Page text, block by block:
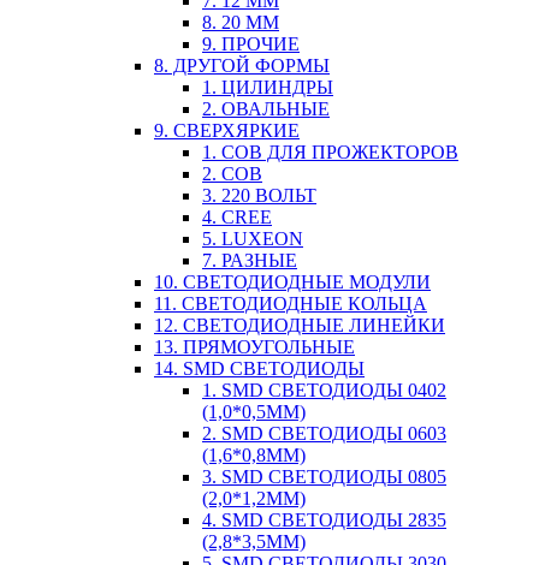
8. 20 ММ
9. ПРОЧИЕ
8. ДРУГОЙ ФОРМЫ
1. ЦИЛИНДРЫ
2. ОВАЛЬНЫЕ
9. СВЕРХЯРКИЕ
1. COB ДЛЯ ПРОЖЕКТОРОВ
2. COB
3. 220 ВОЛЬТ
4. CREE
5. LUXEON
7. РАЗНЫЕ
10. СВЕТОДИОДНЫЕ МОДУЛИ
11. СВЕТОДИОДНЫЕ КОЛЬЦА
12. СВЕТОДИОДНЫЕ ЛИНЕЙКИ
13. ПРЯМОУГОЛЬНЫЕ
14. SMD СВЕТОДИОДЫ
1. SMD СВЕТОДИОДЫ 0402
(1,0*0,5ММ)
2. SMD СВЕТОДИОДЫ 0603
(1,6*0,8ММ)
3. SMD СВЕТОДИОДЫ 0805
(2,0*1,2ММ)
4. SMD СВЕТОДИОДЫ 2835
(2,8*3,5ММ)